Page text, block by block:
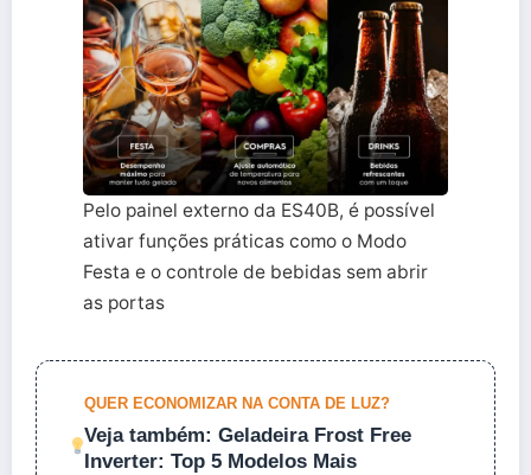
Pelo painel externo da ES40B, é possível
ativar funções práticas como o Modo
Festa e o controle de bebidas sem abrir
as portas
QUER ECONOMIZAR NA CONTA DE LUZ?
Veja também: Geladeira Frost Free
Inverter: Top 5 Modelos Mais